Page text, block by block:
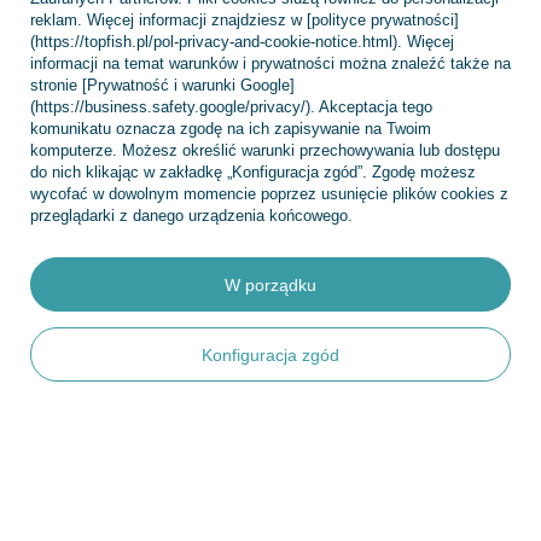
Kontakt
Konto
Regulaminy
INFORMACJE
reklam. Więcej informacji znajdziesz w [polityce prywatności]
(https://topfish.pl/pol-privacy-and-cookie-notice.html). Więcej
informacji na temat warunków i prywatności można znaleźć także na
stronie [Prywatność i warunki Google]
(https://business.safety.google/privacy/). Akceptacja tego
komunikatu oznacza zgodę na ich zapisywanie na Twoim
komputerze. Możesz określić warunki przechowywania lub dostępu
do nich klikając w zakładkę „Konfiguracja zgód”. Zgodę możesz
wycofać w dowolnym momencie poprzez usunięcie plików cookies z
przeglądarki z danego urządzenia końcowego.
Konfiguracja zgód
W porządku